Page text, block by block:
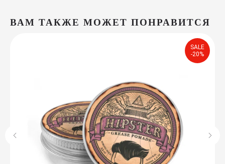
ВАМ ТАКЖЕ МОЖЕТ ПОНРАВИТСЯ
SALE
-20%